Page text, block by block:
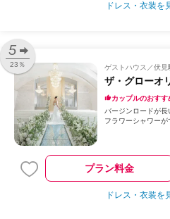
ドレス・衣装を
5
23％ ゲストハウス 伏見
ザ・グローオ
カップルのおすす
バージンロードが長
フラワーシャワーが
プラン料金
ドレス・衣装を